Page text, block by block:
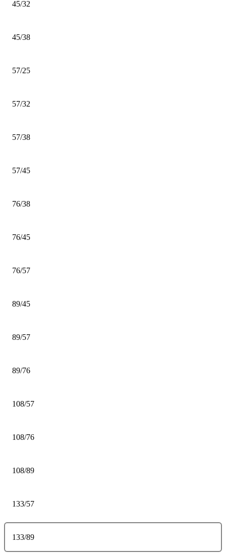
45/32
45/38
57/25
57/32
57/38
57/45
76/38
76/45
76/57
89/45
89/57
89/76
108/57
108/76
108/89
133/57
133/89